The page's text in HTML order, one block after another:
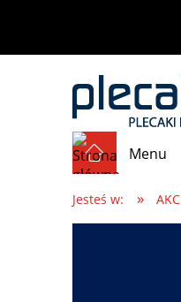
Menu
Promocje
Jesteś w: »